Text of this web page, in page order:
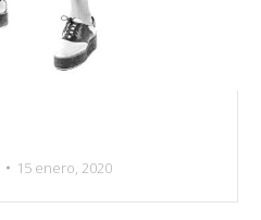
15 enero, 2020